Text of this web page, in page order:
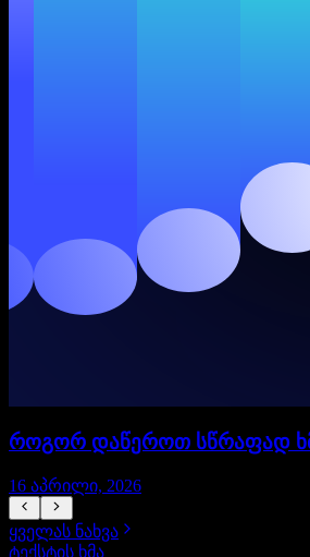
როგორ დაწეროთ სწრაფად
16 აპრილი, 2026
ყველას ნახვა
ტექსტის ხმა